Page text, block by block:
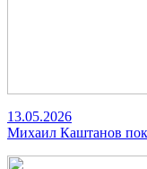
13.05.2026
Михаил Каштанов